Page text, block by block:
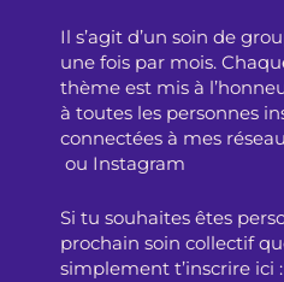
Il s’agit d’un soin de
une fois par mois.
thème est mis à
à toutes les personnes
connectées à mes
ou Instagram
Si tu souhaites êtes
prochain soin collectif
simplement t’inscrire ici :